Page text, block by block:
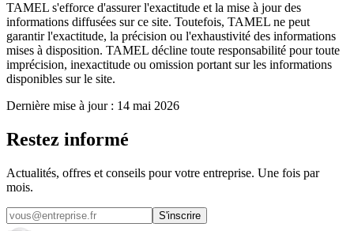
TAMEL s'efforce d'assurer l'exactitude et la mise à jour des
informations diffusées sur ce site. Toutefois, TAMEL ne peut
garantir l'exactitude, la précision ou l'exhaustivité des informations
mises à disposition. TAMEL décline toute responsabilité pour toute
imprécision, inexactitude ou omission portant sur les informations
disponibles sur le site.
Dernière mise à jour : 14 mai 2026
Restez informé
Actualités, offres et conseils pour votre entreprise. Une fois par
mois.
S'inscrire